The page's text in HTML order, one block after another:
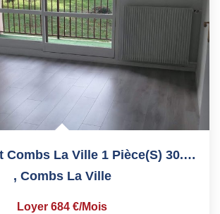
Appartement Combs La Ville 1 Pièce(s) 30.30 M2
, Combs La Ville
Loyer 684 €/mois